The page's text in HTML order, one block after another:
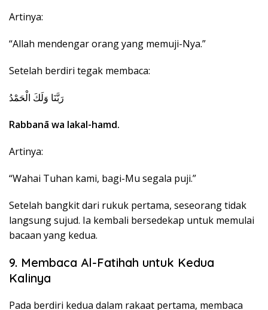
Artinya:
“Allah mendengar orang yang memuji-Nya.”
Setelah berdiri tegak membaca:
رَبَّنَا وَلَكَ الْحَمْدُ
Rabbanā wa lakal-hamd.
Artinya:
“Wahai Tuhan kami, bagi-Mu segala puji.”
Setelah bangkit dari rukuk pertama, seseorang tidak
langsung sujud. Ia kembali bersedekap untuk memulai
bacaan yang kedua.
9. Membaca Al-Fatihah untuk Kedua
Kalinya
Pada berdiri kedua dalam rakaat pertama, membaca